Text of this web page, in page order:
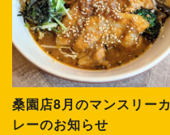
桑園店8月のマンスリーカ
レーのお知らせ